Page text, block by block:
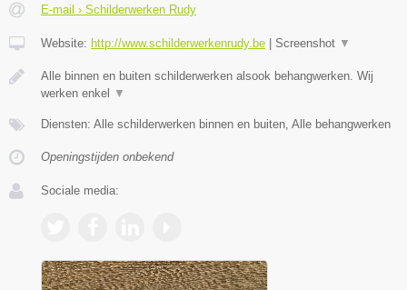
E-mail › Schilderwerken Rudy
Website: http://www.schilderwerkenrudy.be | Screenshot ▼
Alle binnen en buiten schilderwerken alsook behangwerken. Wij
werken enkel ▼
Diensten: Alle schilderwerken binnen en buiten, Alle behangwerken
Openingstijden onbekend
Sociale media: